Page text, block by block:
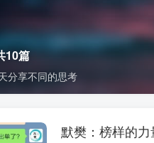
10篇
分享不同的思考
默樊：榜样的力